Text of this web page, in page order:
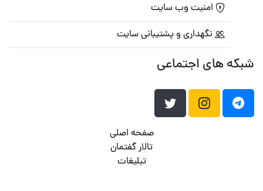
امنیت وب سایت
نگهداری و پشتیبانی سایت
شبکه های اجتماعی
صفحه اصلی
تالار گفتمان
تبلیغات